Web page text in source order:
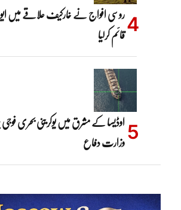
روسی افواج نے خارکیف علاقے میں
قائم کرلیا
اوڈیسا کے مشرق میں یوکرینی بحری فوجی
وزارت دفاع